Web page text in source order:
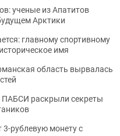
ученые из Апатитов
Арктики
главному спортивному
имя
область вырвалась
ПАБСИ раскрыли секреты
рублевую монету с